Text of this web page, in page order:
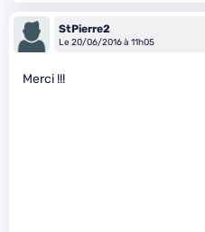
StPierre2
Le 20/06/2016 à 11h05
Merci !!!